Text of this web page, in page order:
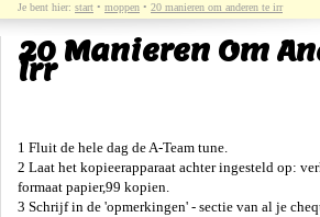
Je bent hier: start • moppen • 20 manieren om anderen te irr
20 Manieren Om
Irr
1 Fluit de hele dag de A-Team tune.
2 Laat het kopieerapparaat achter ingesteld op:
formaat papier,99 kopien.
3 Schrijf in de 'opmerkingen' - sectie van al je